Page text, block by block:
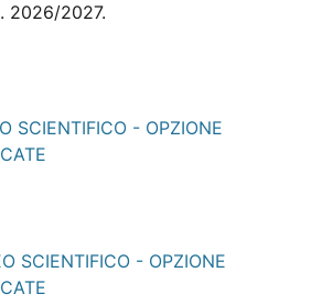
2026/2027.
SCIENTIFICO - OPZIONE
SCIENTIFICO - OPZIONE